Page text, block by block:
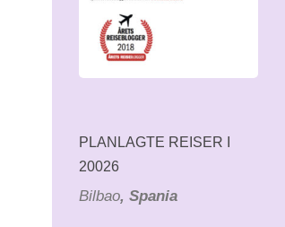
PLANLAGTE REISER I
20026
Bilbao, Spania